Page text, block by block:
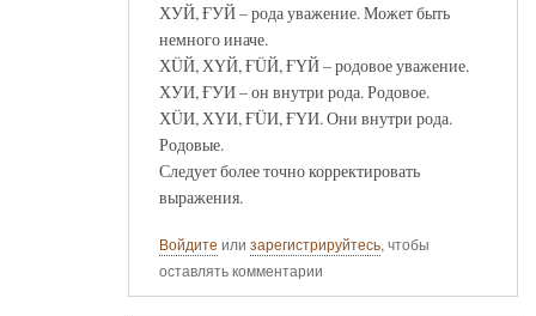
ХУЙ, ҒУЙ – рода уважение. Может быть
немного иначе.
ХÜЙ, ХҮЙ, ҒÜЙ, ҒҮЙ – родовое уважение.
ХУИ, ҒУИ – он внутри рода. Родовое.
ХÜИ, ХҮИ, ҒÜИ, ҒҮИ. Они внутри рода.
Родовые.
Следует более точно корректировать
выражения.
Войдите или зарегистрируйтесь, чтобы
оставлять комментарии